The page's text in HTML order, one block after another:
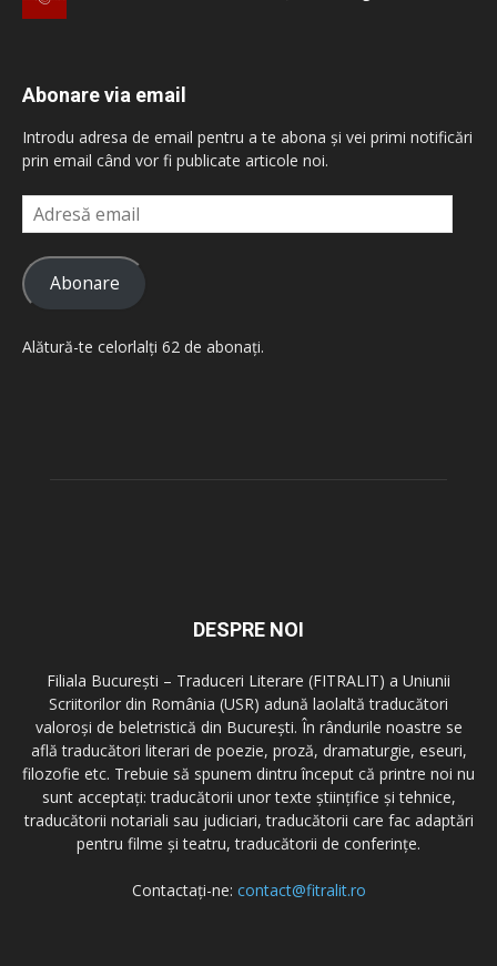
Abonare via email
Introdu adresa de email pentru a te abona și vei primi notificări
prin email când vor fi publicate articole noi.
Adresă
email
Abonare
Alătură-te celorlalți 62 de abonați.
DESPRE NOI
Filiala București – Traduceri Literare (FITRALIT) a Uniunii
Scriitorilor din România (USR) adună laolaltă traducători
valoroși de beletristică din București. În rândurile noastre se
află traducători literari de poezie, proză, dramaturgie, eseuri,
filozofie etc. Trebuie să spunem dintru început că printre noi nu
sunt acceptați: traducătorii unor texte științifice și tehnice,
traducătorii notariali sau judiciari, traducătorii care fac adaptări
pentru filme și teatru, traducătorii de conferințe.
Contactați-ne: contact@fitralit.ro